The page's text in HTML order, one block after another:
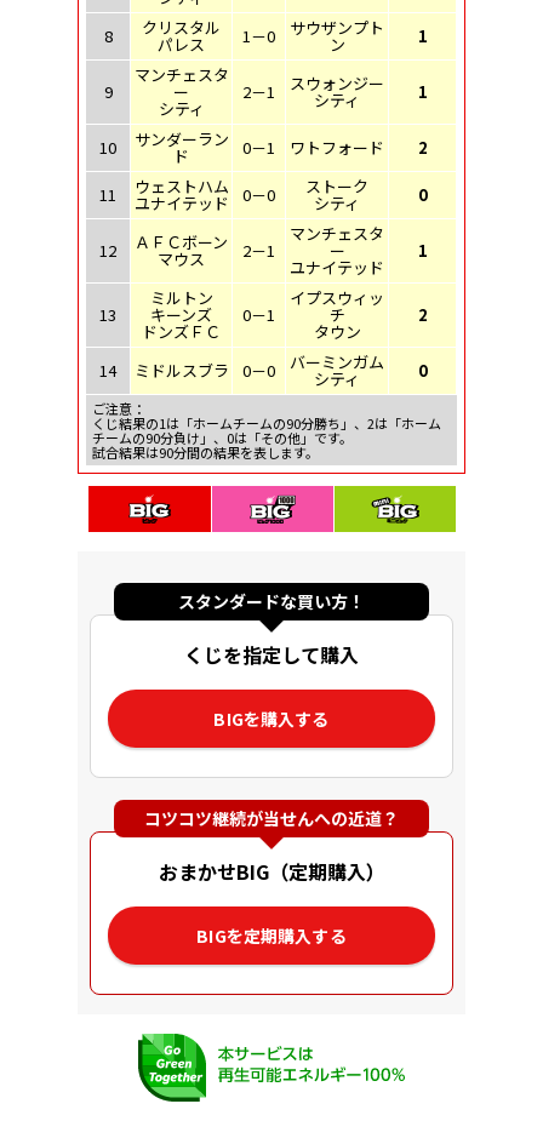
8 クリスタル
パレス 1－0 サウザンプト
ン 1
9
マンチェスタ
ー
シティ
2－1 スウォンジー
シティ 1
10 サンダーラン
ド 0－1 ワトフォード 2
11 ウェストハム
ユナイテッド 0－0 ストーク
シティ 0
12 ＡＦＣボーン
マウス 2－1
マンチェスタ
ー
ユナイテッド
1
13
ミルトン
キーンズ
ドンズＦＣ
0－1
イプスウィッ
チ
タウン
2
14 ミドルスブラ 0－0 バーミンガム
シティ 0
ご注意：
くじ結果の1は「ホームチームの90分勝ち」、2は「ホーム
チームの90分負け」、0は「その他」です。
試合結果は90分間の結果を表します。
スタンダードな買い方！
くじを指定して購入
BIGを購入する
コツコツ継続が当せんへの近道？
おまかせBIG（定期購入）
BIGを定期購入する